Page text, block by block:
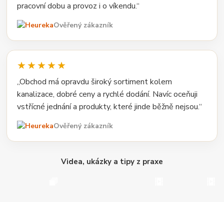
pracovní dobu a provoz i o víkendu.“
Ověřený zákazník
★★★★★
„Obchod má opravdu široký sortiment kolem
kanalizace, dobré ceny a rychlé dodání. Navíc oceňuji
vstřícné jednání a produkty, které jinde běžně nejsou.“
Ověřený zákazník
Videa, ukázky a tipy z praxe